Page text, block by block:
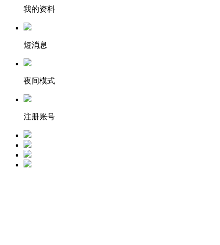
我的资料
短消息
夜间模式
注册账号